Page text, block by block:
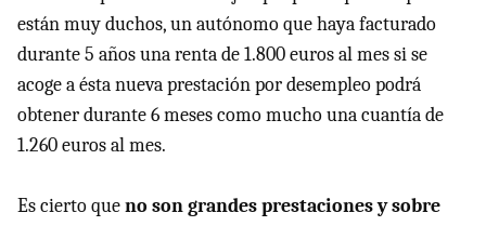
están muy duchos, un autónomo que haya facturado
durante 5 años una renta de 1.800 euros al mes si se
acoge a ésta nueva prestación por desempleo podrá
obtener durante 6 meses como mucho una cuantía de
1.260 euros al mes.
Es cierto queno son grandes prestaciones y sobre